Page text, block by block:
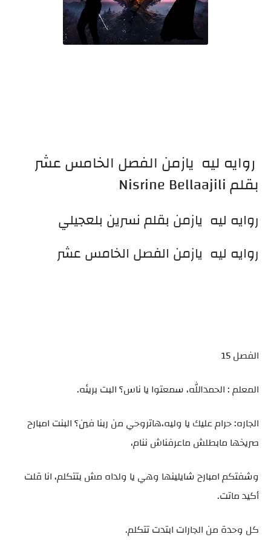
روايه ليه يازمن الفصل الخامس عشر
بقلم Nisrine Bellaajili
روايه ليه يازمن بقلم نسرين بلعجيلي
روايه ليه يازمن الفصل الخامس عشر
الفصل 15
المعلم : الحمدالله، سمعتوا يا ناس؟ البت بريئه.
الجاره: حرام عليك يا وليه،هاتروحي من ربنا فين؟ البنت امبارح
صريخها مابطلش ماعرفناش ننام،
وشفتكم امبارح شايلينها وهي يا ولداه مش بتتكلم، انا قلت
أكيد ماتت.
كل وحدة من الجارات ابتدت تتكلم.